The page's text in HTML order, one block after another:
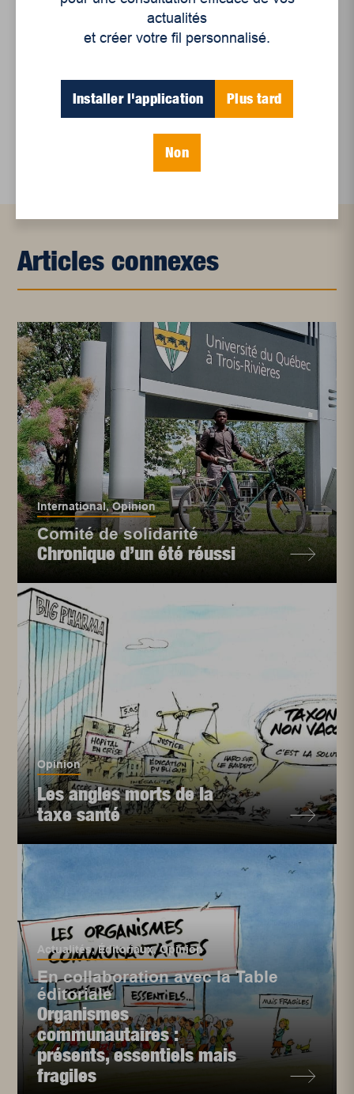
régionale
Juillet 2026
en croissance
Et les politiques peinent à suivre
Le sommeil, nouveau défi de santé publique
Articles connexes
International,Opinion
Comité de solidarité
Chronique d’un été réussi
Opinion
Les angles morts de la
taxe santé
Actualités,Éditoriaux,Opinion
En collaboration avec la Table
éditoriale
Organismes
communautaires :
présents, essentiels mais
fragiles
actualités
et créer votre fil personnalisé.
Installer l'application Plus tard
Non